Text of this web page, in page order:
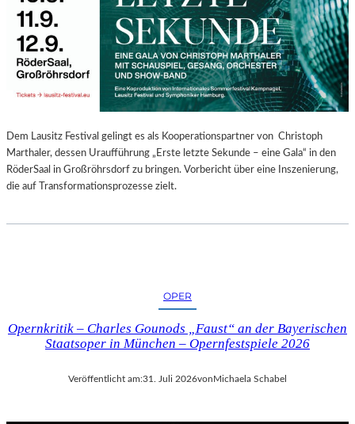
Dem Lausitz Festival gelingt es als Kooperationspartner von Christoph
Marthaler, dessen Uraufführung „Erste letzte Sekunde – eine Gala“ in den
RöderSaal in Großröhrsdorf zu bringen. Vorbericht über eine Inszenierung,
die auf Transformationsprozesse zielt.
OPER
Opernkritik – Charles Gounods „Faust“ an der Bayerischen
Staatsoper in München – Opernfestspiele 2026
Veröffentlicht am:31. Juli 2026vonMichaela Schabel